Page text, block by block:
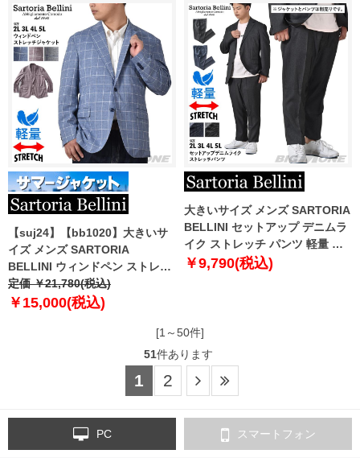
【suj24】【bb1020】大きいサ
イズ メンズ SARTORIA
BELLINI ウィンドペン ストレッ
チ ジャケット 軽量 イージーケア
azjs2387-s1
定価 ￥21,780(税込)
￥15,000(税込)
大きいサイズ メンズ SARTORIA
BELLINI セットアップ デニムラ
イク ストレッチ パンツ 軽量 イ
ージーケア azps2387-se2
￥9,790(税込)
[1～50件]
51件あります
1 2
PC スマートフォン